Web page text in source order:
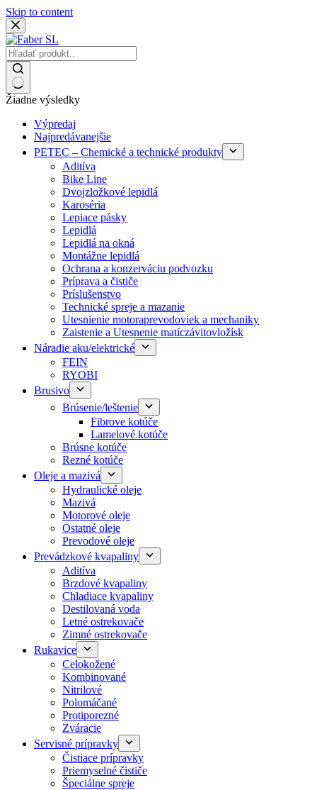
Skip to content
Žiadne výsledky
Výpredaj
Najpredávanejšie
PETEC – Chemické a technické produkty
Aditíva
Bike Line
Dvojzložkové lepidlá
Karoséria
Lepiace pásky
Lepidlá
Lepidlá na okná
Montážne lepidlá
Ochrana a konzerváciu podvozku
Príprava a čističe
Príslušenstvo
Technické spreje a mazanie
Utesnienie motoraprevodoviek a mechaniky
Zaistenie a Utesnenie matíczávitovložísk
Náradie aku/elektrické
FEIN
RYOBI
Brusivo
Brúsenie/leštenie
Fibrove kotúče
Lamelové kotúče
Brúsne kotúče
Rezné kotúče
Oleje a mazivá
Hydraulické oleje
Mazivá
Motorové oleje
Ostatné oleje
Prevodové oleje
Prevádzkové kvapaliny
Aditíva
Brzdové kvapaliny
Chladiace kvapaliny
Destilovaná voda
Letné ostrekovače
Zimné ostrekovače
Rukavice
Celokožené
Kombinované
Nitrilové
Polomáčané
Protiporezné
Zváracie
Servisné prípravky
Čistiace prípravky
Priemyselné čističe
Špeciálne spreje